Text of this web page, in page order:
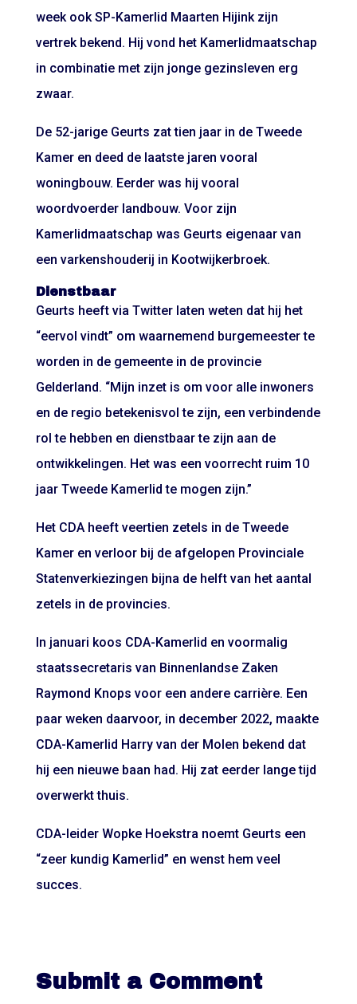
week ook SP-Kamerlid Maarten Hijink zijn
vertrek bekend. Hij vond het Kamerlidmaatschap
in combinatie met zijn jonge gezinsleven erg
zwaar.
De 52-jarige Geurts zat tien jaar in de Tweede
Kamer en deed de laatste jaren vooral
woningbouw. Eerder was hij vooral
woordvoerder landbouw. Voor zijn
Kamerlidmaatschap was Geurts eigenaar van
een varkenshouderij in Kootwijkerbroek.
Dienstbaar
Geurts heeft via Twitter laten weten dat hij het
“eervol vindt” om waarnemend burgemeester te
worden in de gemeente in de provincie
Gelderland. “Mijn inzet is om voor alle inwoners
en de regio betekenisvol te zijn, een verbindende
rol te hebben en dienstbaar te zijn aan de
ontwikkelingen. Het was een voorrecht ruim 10
jaar Tweede Kamerlid te mogen zijn.”
Het CDA heeft veertien zetels in de Tweede
Kamer en verloor bij de afgelopen Provinciale
Statenverkiezingen bijna de helft van het aantal
zetels in de provincies.
In januari koos CDA-Kamerlid en voormalig
staatssecretaris van Binnenlandse Zaken
Raymond Knops voor een andere carrière. Een
paar weken daarvoor, in december 2022, maakte
CDA-Kamerlid Harry van der Molen bekend dat
hij een nieuwe baan had. Hij zat eerder lange tijd
overwerkt thuis.
CDA-leider Wopke Hoekstra noemt Geurts een
“zeer kundig Kamerlid” en wenst hem veel
succes.
Submit a Comment